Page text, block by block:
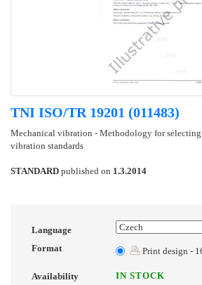
TNI ISO/TR 19201 (011483)
Mechanical vibration - Methodology for
vibration standards
STANDARD published on 1.3.2014
Language
Format
Print design -
Availability IN STOCK